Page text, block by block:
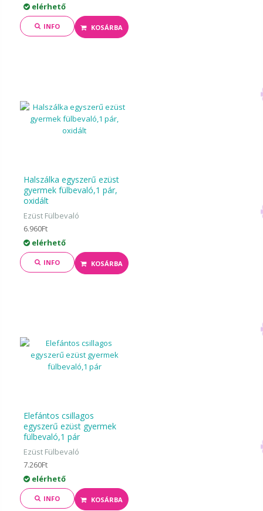
elérhető
INFO KOSÁRBA
Halszálka egyszerű ezüst
gyermek fülbevaló,1 pár,
oxidált
Ezüst Fülbevaló
6.960Ft
elérhető
INFO KOSÁRBA
Elefántos csillagos
egyszerű ezüst gyermek
fülbevaló,1 pár
Ezüst Fülbevaló
7.260Ft
elérhető
INFO KOSÁRBA